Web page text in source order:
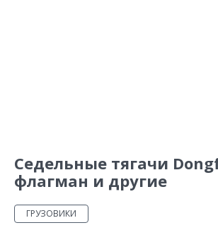
Седельные тягачи
флагман и другие
ГРУЗОВИКИ